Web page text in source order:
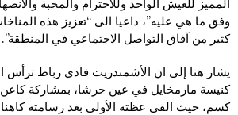
المميز للعيش الواحد وللاحترام والمحبة
وفق ما هي عليه”، داعيا الى “تعزيز هذه
كثير من آفاق التواصل الاجتماعي في المنطقة”.
يشار هنا إلى ان الأشمندريت فادي رباط ترأس
كنيسة مارمخايل في عين حرشا، بمشاركة كاعن
كسم، حيث القى عظته الأولى بعد رسامته كاهنا